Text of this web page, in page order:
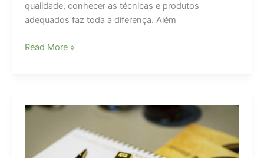
qualidade, conhecer as técnicas e produtos
adequados faz toda a diferença. Além
Polimento
brilho
Read More »